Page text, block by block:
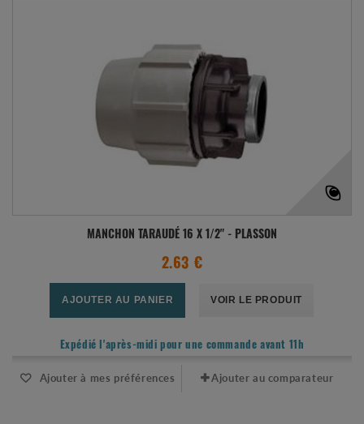
MANCHON TARAUDÉ 16 X 1/2" - PLASSON
2.63 €
AJOUTER AU PANIER VOIR LE PRODUIT
Expédié l'après-midi pour une commande avant 11h
Ajouter à mes préférences Ajouter au comparateur